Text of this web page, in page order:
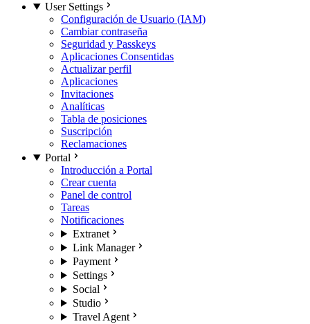
User Settings
Configuración de Usuario (IAM)
Cambiar contraseña
Seguridad y Passkeys
Aplicaciones Consentidas
Actualizar perfil
Aplicaciones
Invitaciones
Analíticas
Tabla de posiciones
Suscripción
Reclamaciones
Portal
Introducción a Portal
Crear cuenta
Panel de control
Tareas
Notificaciones
Extranet
Link Manager
Payment
Settings
Social
Studio
Travel Agent